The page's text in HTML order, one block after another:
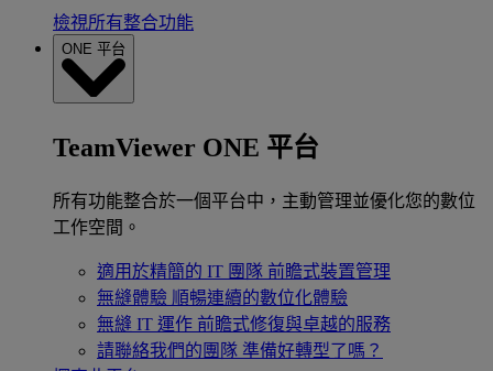
檢視所有整合功能
ONE 平台
TeamViewer ONE 平台
所有功能整合於一個平台中，主動管理並優化您的數位
工作空間。
適用於精簡的 IT 團隊 前瞻式裝置管理
無縫體驗 順暢連續的數位化體驗
無縫 IT 運作 前瞻式修復與卓越的服務
請聯絡我們的團隊 準備好轉型了嗎？